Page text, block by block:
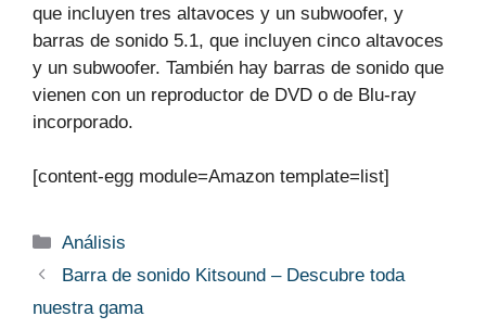
que incluyen tres altavoces y un subwoofer, y
barras de sonido 5.1, que incluyen cinco altavoces
y un subwoofer. También hay barras de sonido que
vienen con un reproductor de DVD o de Blu-ray
incorporado.
[content-egg module=Amazon template=list]
Categorías
Análisis
Barra de sonido Kitsound – Descubre toda
nuestra gama‎